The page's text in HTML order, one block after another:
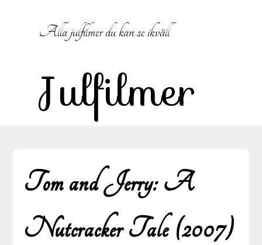
Alla julfilmer du kan se ikväll
Julfilmer
Tom and Jerry: A
Nutcracker Tale (2007)